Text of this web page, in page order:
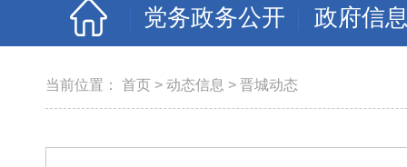
党务政务公开 政府信
当前位置： 首页 > 动态信息 > 晋城动态